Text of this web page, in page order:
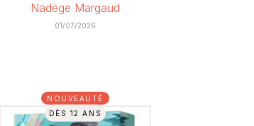
Nadège Margaud
01/07/2026
NOUVEAUTÉ
DÈS 12 ANS